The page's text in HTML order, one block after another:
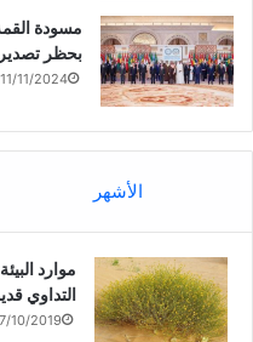
مسودة
بحظر تصدير
11/11/2024
الأشهر
موارد
التداوي
10/2019